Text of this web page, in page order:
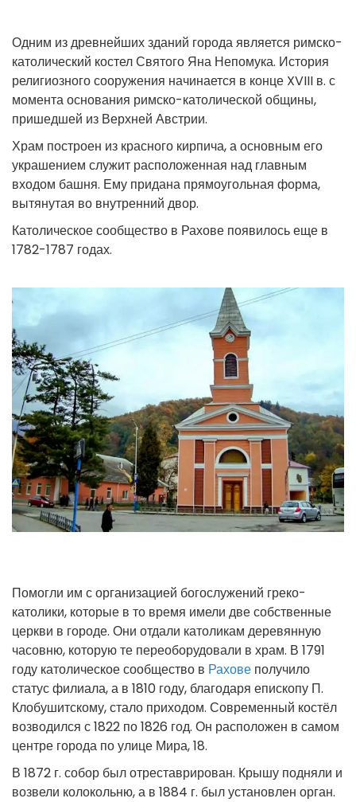
Одним из древнейших зданий города является римско-
католический костел Святого Яна Непомука. История
религиозного сооружения начинается в конце XVIII в. с
момента основания римско-католической общины,
пришедшей из Верхней Австрии.
Храм построен из красного кирпича, а основным его
украшением служит расположенная над главным
входом башня. Ему придана прямоугольная форма,
вытянутая во внутренний двор.
Католическое сообщество в Рахове появилось еще в
1782-1787 годах.
Помогли им с организацией богослужений греко-
католики, которые в то время имели две собственные
церкви в городе. Они отдали католикам деревянную
часовню, которую те переоборудовали в храм. В 1791
году католическое сообщество в Рахове получило
статус филиала, а в 1810 году, благодаря епископу П.
Клобушитскому, стало приходом. Современный костёл
возводился с 1822 по 1826 год. Он расположен в самом
центре города по улице Мира, 18.
В 1872 г. собор был отреставрирован. Крышу подняли и
возвели колокольню, а в 1884 г. был установлен орган.